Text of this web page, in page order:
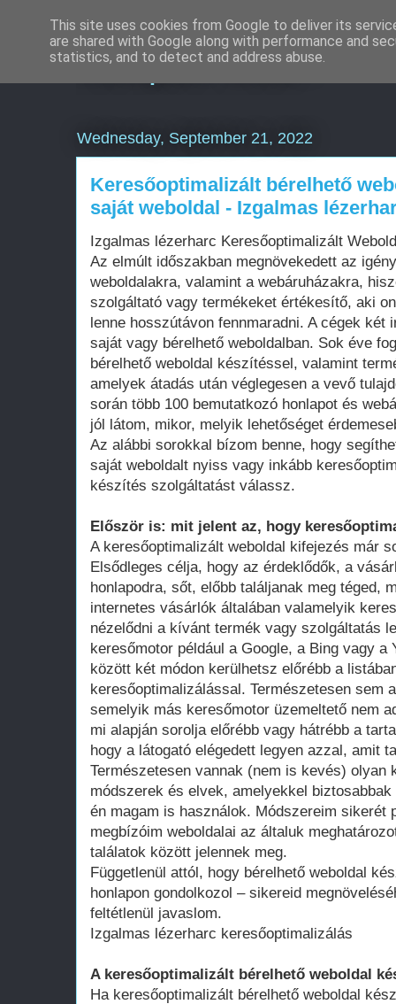
Komplex Web+
Wednesday, September 21, 2022
Keresőoptimalizált bérelhető
saját weboldal - Izgalmas
Izgalmas lézerharc Keresőoptimalizált
Az elmúlt időszakban megnövekedett az
weboldalakra, valamint a webáruházakra,
szolgáltató vagy termékeket értékesítő, aki
lenne hosszútávon fennmaradni. A cégek két
saját vagy bérelhető weboldalban. Sok éve
bérelhető weboldal készítéssel, valamint
amelyek átadás után véglegesen a vevő
során több 100 bemutatkozó honlapot és
jól látom, mikor, melyik lehetőséget
Az alábbi sorokkal bízom benne, hogy
saját weboldalt nyiss vagy inkább
készítés szolgáltatást válassz.
Először is: mit jelent az, hogy
A keresőoptimalizált weboldal kifejezés már
Elsődleges célja, hogy az érdeklődők, a
honlapodra, sőt, előbb találjanak meg téged,
internetes vásárlók általában valamelyik
nézelődni a kívánt termék vagy szolgáltatás
keresőmotor például a Google, a Bing vagy a
között két módon kerülhetsz előrébb a
keresőoptimalizálással. Természetesen sem
semelyik más keresőmotor üzemeltető nem
mi alapján sorolja előrébb vagy hátrébb a
hogy a látogató elégedett legyen azzal, amit
Természetesen vannak (nem is kevés) olyan
módszerek és elvek, amelyekkel
én magam is használok. Módszereim sikerét
megbízóim weboldalai az általuk
találatok között jelennek meg.
Függetlenül attól, hogy bérelhető weboldal
honlapon gondolkozol – sikereid
feltétlenül javaslom.
Izgalmas lézerharc keresőoptimalizálás
A keresőoptimalizált bérelhető weboldal
Ha keresőoptimalizált bérelhető weboldal
This site uses cookies from Google to deliver its
are shared with Google along with performance and
statistics, and to detect and address abuse.